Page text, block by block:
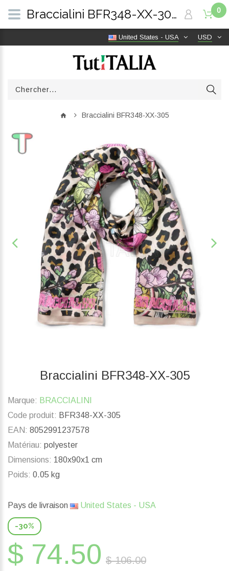
USD
United States - USA
0
Braccialini BFR348-XX-305
Braccialini BFR348-XX-305
Marque: BRACCIALINI
Code produit: BFR348-XX-305
EAN: 8052991237578
Matériau: polyester
Dimensions: 180x90x1 cm
Poids: 0.05 kg
Pays de livraison United States - USA
-30%
$ 74.50 $ 106.00
Braccialini BFR348-XX-305 | TutITALIA